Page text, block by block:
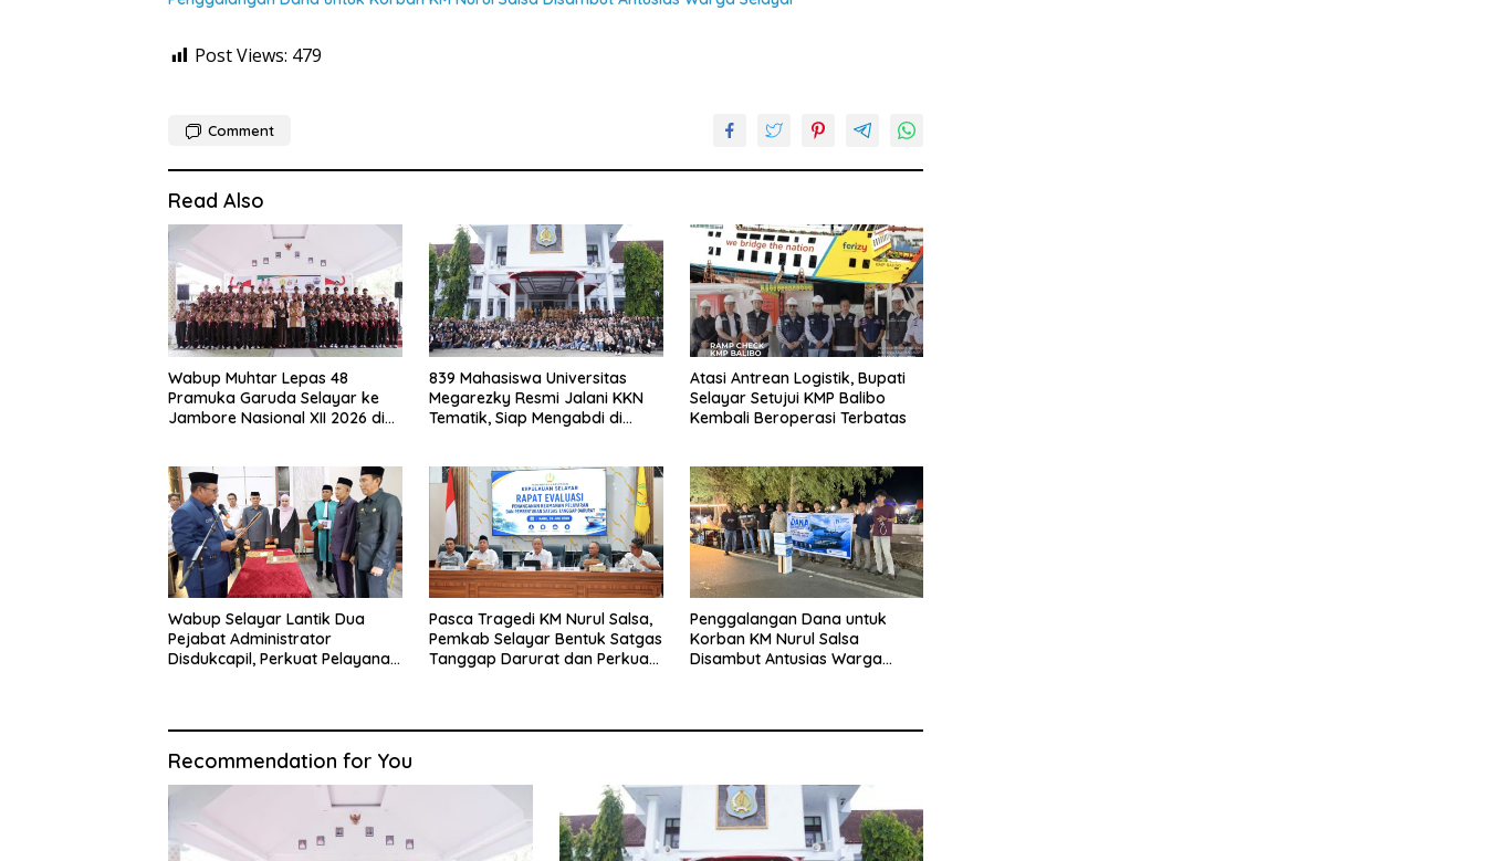
Post Views: 479
Comment
Read Also
Wabup Muhtar Lepas 48
Pramuka Garuda Selayar ke
Jambore Nasional XII 2026 di
839 Mahasiswa Universitas
Megarezky Resmi Jalani KKN
Tematik, Siap Mengabdi di
Atasi Antrean Logistik, Bupati
Selayar Setujui KMP Balibo
Kembali Beroperasi Terbatas
Wabup Selayar Lantik Dua
Pejabat Administrator
Disdukcapil, Perkuat Pelayanan
Pasca Tragedi KM Nurul Salsa,
Pemkab Selayar Bentuk Satgas
Tanggap Darurat dan Perkuat
Penggalangan Dana untuk
Korban KM Nurul Salsa
Disambut Antusias Warga
Recommendation for You